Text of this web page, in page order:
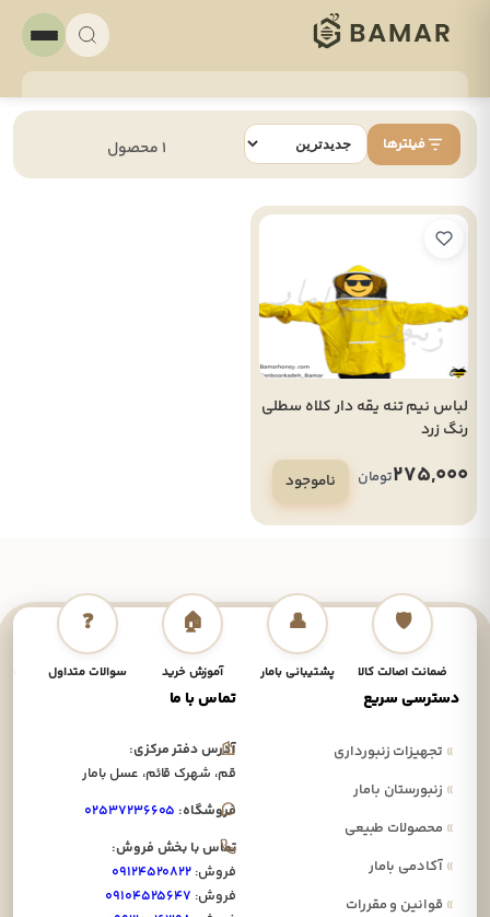
فیلترها
لباس نیم تنه یقه دار کلاه سطلی
رنگ زرد
275,000تومان ناموجود
🛡️
ضمانت اصالت کالا
👤
پشتیبانی بامار
🏠
آموزش خرید
❓
سوالات متداول
دسترسی سریع
»تجهیزات زنبورداری
»زنبورستان بامار
»محصولات طبیعی
»آکادمی بامار
»قوانین و مقررات
تماس با ما
آدرس دفتر مرکزی:
قم، شهرک قائم، عسل بامار
فروشگاه: ۰۲۵۳۷۲۳۶۶۰۵
تماس با بخش فروش:
فروش: ۰۹۱۲۴۵۲۰۸۲۲
فروش: ۰۹۱۰۴۵۲۵۶۴۷